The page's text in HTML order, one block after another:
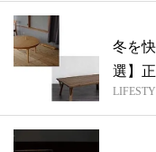
冬を
選】